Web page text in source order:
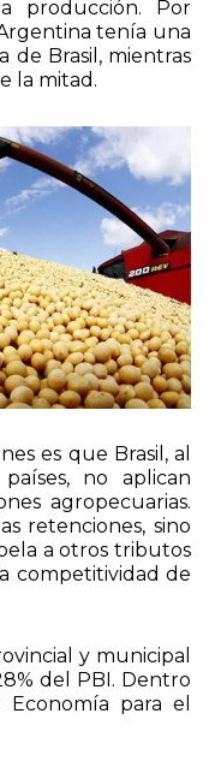
son un muy mal
producción. Por
tenía una
Brasil, mientras
es que Brasil, al
no aplican
agropecuarias.
retenciones, sino
a otros tributos
competitividad de
y municipal
del PBI. Dentro
para el